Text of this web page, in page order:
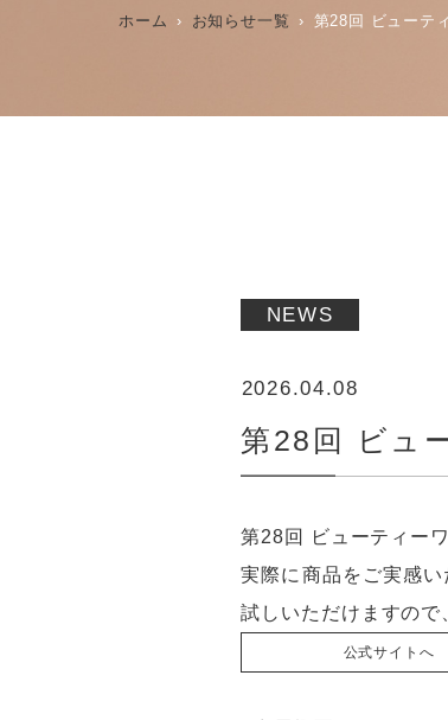
ホーム お知らせ一覧 第28回 ビューテ
NEWS
2026.04.08
第28回 ビュ
第28回 ビューティー
実際に商品をご実感
試しいただけますので
公式サイトへ